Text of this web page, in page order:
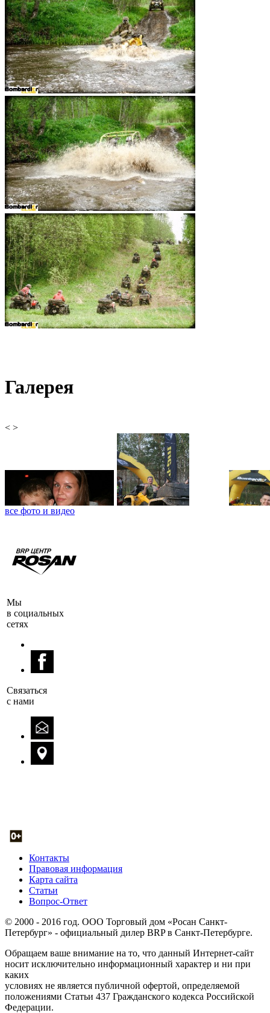
Галерея
< >
все фото и видео
Мы
в социальных
сетях
Cвязаться
с нами
Контакты
Правовая информация
Карта сайта
Статьи
Вопрос-Ответ
© 2000 - 2016 год. ООО Торговый дом «Росан Санкт-
Петербург» - официальный дилер BRP в Санкт-Петербурге.
Обращаем ваше внимание на то, что данный Интернет-сайт
носит исключительно информационный характер и ни при
каких
условиях не является публичной офертой, определяемой
положениями Статьи 437 Гражданского кодекса Российской
Федерации.